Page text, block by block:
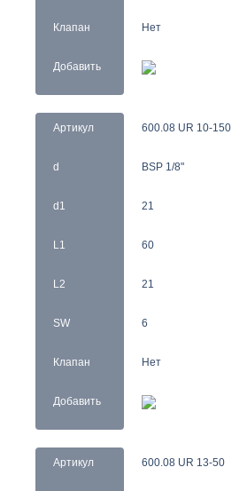
Клапан
Добавить
Нет
Артикул
d
d1
L1
L2
SW
Клапан
Добавить
600.08 UR 10-150
BSP 1/8"
21
60
21
6
Нет
Артикул 600.08 UR 13-50